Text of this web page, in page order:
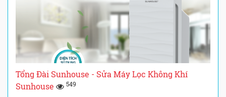
Tổng Đài Sunhouse - Sửa Máy Lọc Không Khí
Sunhouse
549